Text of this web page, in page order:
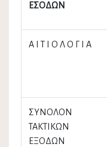
ΕΣΟΔΩΝ
Α Ι Τ Ι Ο Λ Ο Γ Ι Α
ΣΥΝΟΛΟΝ
ΤΑΚΤΙΚΩΝ
ΕΞΟΔΩΝ